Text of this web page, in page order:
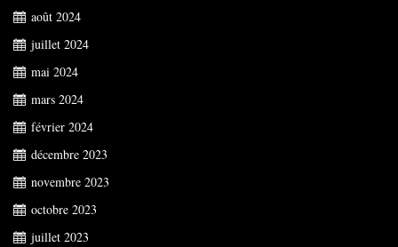
août 2024
juillet 2024
mai 2024
mars 2024
février 2024
décembre 2023
novembre 2023
octobre 2023
juillet 2023